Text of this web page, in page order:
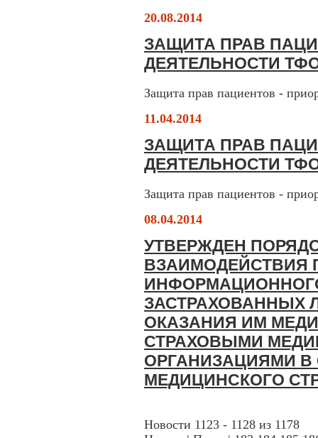
20.08.2014
ЗАЩИТА ПРАВ
ДЕЯТЕЛЬНОСТИ
Защита прав пациентов -
11.04.2014
ЗАЩИТА ПРАВ
ДЕЯТЕЛЬНОСТИ
Защита прав пациентов -
08.04.2014
УТВЕРЖДЕН
ВЗАИМОДЕЙСТВИЯ
ЗАСТРАХОВАННЫХ
ОКАЗАНИЯ ИМ
СТРАХОВЫМИ
ОРГАНИЗАЦИЯМИ В
МЕДИЦИНСКОГО
Новости 1123 - 1128 из 1178